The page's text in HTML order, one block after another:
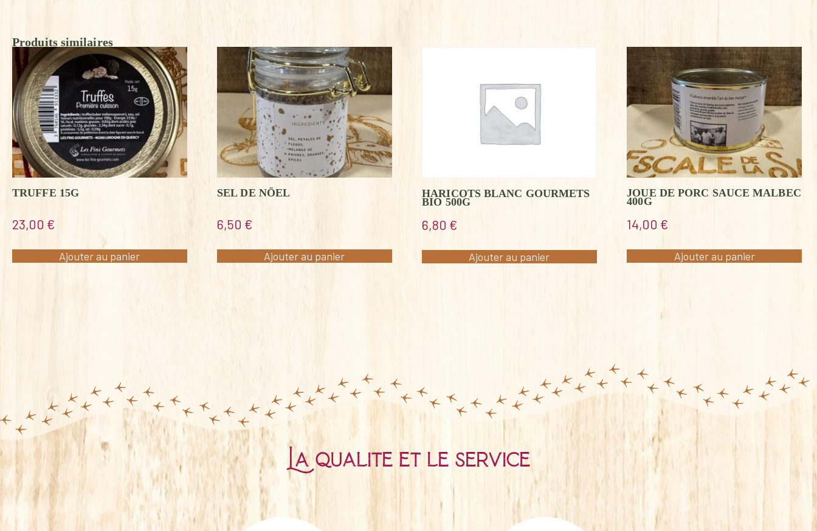
Produits similaires
TRUFFE 15G
23,00 €
Ajouter au panier
SEL DE NÖEL
6,50 €
Ajouter au panier
HARICOTS BLANC GOURMETS
BIO 500G
6,80 €
Ajouter au panier
JOUE DE PORC SAUCE MALBEC
400G
14,00 €
Ajouter au panier
La qualité et le service